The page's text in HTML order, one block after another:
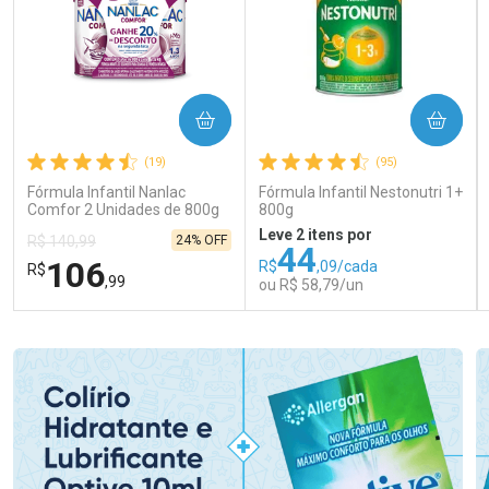
(19)
Fórmula Infantil Nanlac
Comfor 2 Unidades de 800g
R$ 140,99
R$106,99
24% OFF
COMPRAR
(95)
Fórmula Infantil Nestonutri 1+
800g
Leve 2 itens por
R$44,09/cada
ou R$ 58,79/un
COMPRAR
Laboratório
Por Menos